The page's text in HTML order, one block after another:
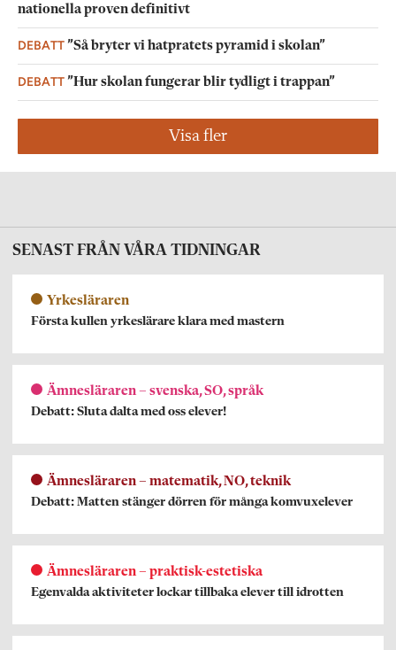
nationella proven definitivt
DEBATT”Så bryter vi hatpratets pyramid i skolan”
DEBATT”Hur skolan fungerar blir tydligt i trappan”
Visa fler
SENAST FRÅN VÅRA TIDNINGAR
Yrkesläraren
Första kullen yrkeslärare klara med mastern
Ämnesläraren – svenska, SO, språk
Debatt: Sluta dalta med oss elever!
Ämnesläraren – matematik, NO, teknik
Debatt: Matten stänger dörren för många komvuxelever
Ämnesläraren – praktisk-estetiska
Egenvalda aktiviteter lockar tillbaka elever till idrotten